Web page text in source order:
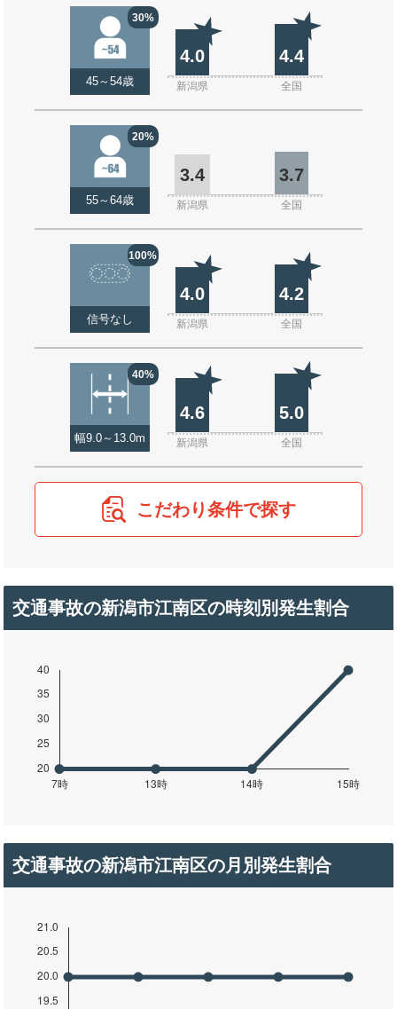
30%
45～54歳
4.0 4.4
新潟県 全国
20%
55～64歳
3.4 3.7
新潟県 全国
100%
信号なし
4.0 4.2
新潟県 全国
40%
幅9.0～13.0m
4.6 5.0
新潟県 全国
こだわり条件で探す
交通事故の新潟市江南区の時刻別発生割合
交通事故の新潟市江南区の月別発生割合